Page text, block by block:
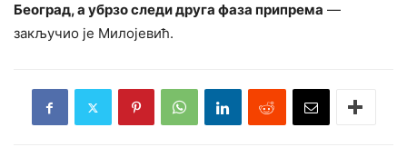
Београд, а убрзо следи друга фаза припрема —
закључио је Милојевић.